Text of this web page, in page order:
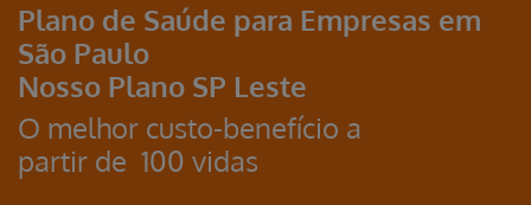
Plano de Saúde para Empresas em
São Paulo
Nosso Plano SP Leste
O melhor custo-benefício a
partir de 100 vidas